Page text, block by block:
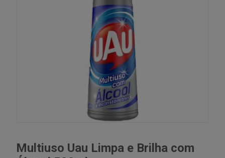
Multiuso Uau Limpa e Brilha com